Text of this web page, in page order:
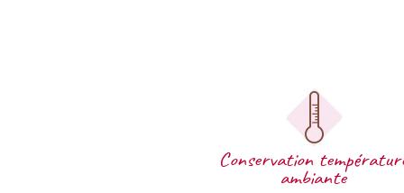
Conservation
ambiante